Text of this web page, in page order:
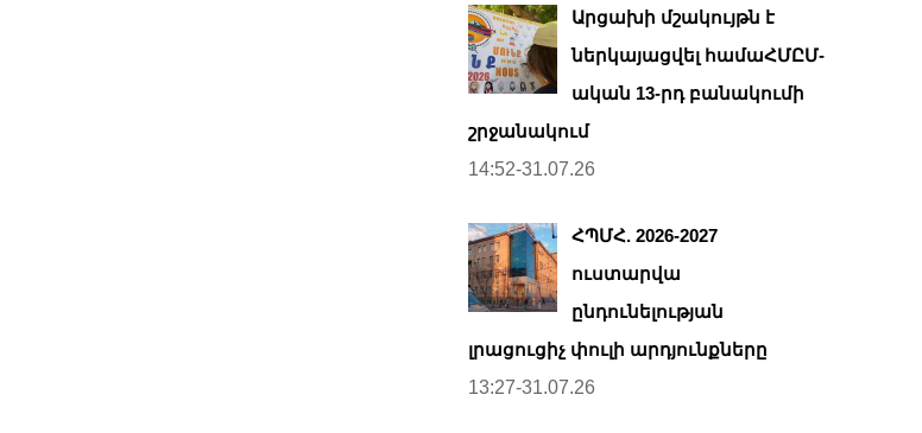
Արցախի մշակույթն է
ներկայացվել համաՀՄԸՄ-
ական 13-րդ բանակումի
շրջանակում
14:52-31.07.26
ՀՊՄՀ. 2026-2027
ուստարվա
ընդունելության
լրացուցիչ փուլի արդյունքները
13:27-31.07.26